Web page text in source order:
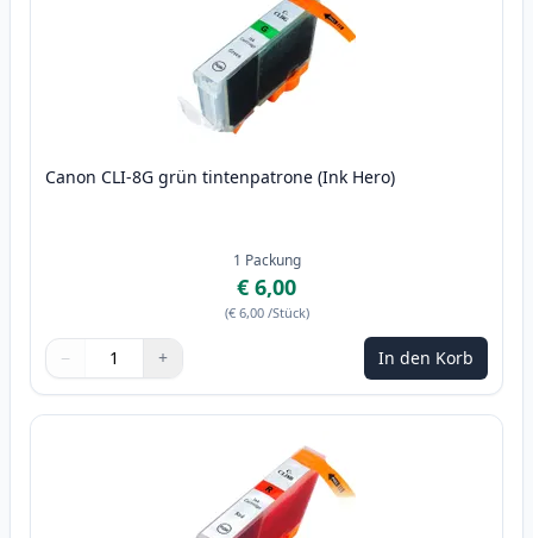
Canon CLI-8G grün tintenpatrone (Ink Hero)
1 Packung
€ 6,00
(€ 6,00 /Stück)
Menge
Verwenden Sie die Tasten, um anzupassen
− +
Menge 1 In den Korb